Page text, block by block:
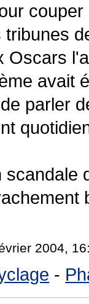
Oscars
avait
parler
scandale
2004,
-